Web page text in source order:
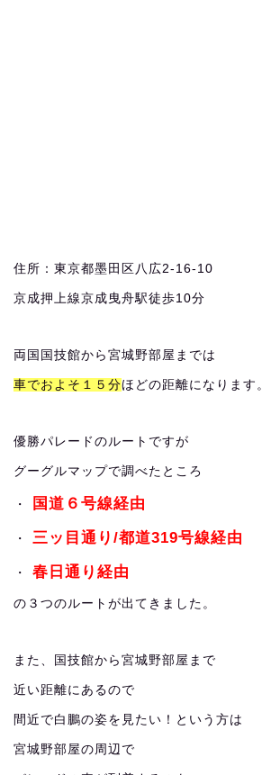
住所：東京都墨田区八広2-16-10
京成押上線京成曳舟駅徒歩10分
両国国技館から宮城野部屋までは
車でおよそ１５分ほどの距離になります。
優勝パレードのルートですが
グーグルマップで調べたところ
・ 国道６号線経由
・ 三ッ目通り/都道319号線経由
・ 春日通り経由
の３つのルートが出てきました。
また、国技館から宮城野部屋まで
近い距離にあるので
間近で白鵬の姿を見たい！という方は
宮城野部屋の周辺で